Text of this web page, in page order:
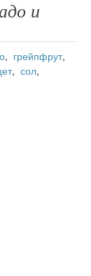
и
, грейпфрут,
,сол,